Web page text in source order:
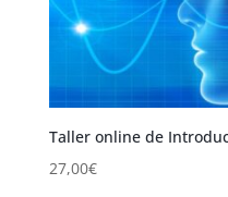
Taller online de
27,00€